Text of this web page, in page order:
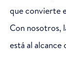
que convierte
Con nosotros,
está al alcance